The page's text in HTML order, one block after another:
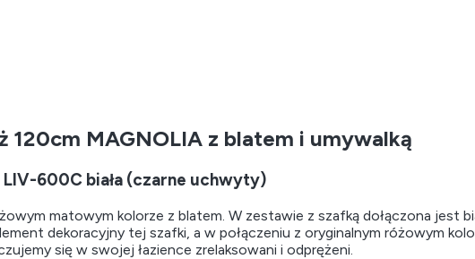
120cm MAGNOLIA z blatem i umywalką
600C biała (czarne uchwyty)
matowym kolorze z blatem. W zestawie z szafką dołączona jest
dekoracyjny tej szafki, a w połączeniu z oryginalnym różowym
się w swojej łazience zrelaksowani i odprężeni.